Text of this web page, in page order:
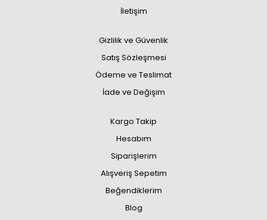
İletişim
Gizlilik ve Güvenlik
Satış Sözleşmesi
Ödeme ve Teslimat
İade ve Değişim
Kargo Takip
Hesabım
Siparişlerim
Alışveriş Sepetim
Beğendiklerim
Blog